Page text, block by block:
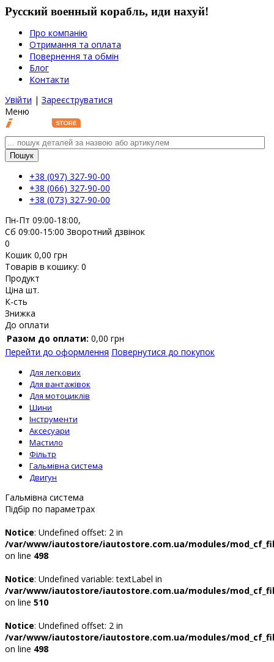
Русский военный корабль, иди нахуй!
Про компанію
Отримання та оплата
Повернення та обмін
Блог
Контакти
Увійти | Зареєструватися
Меню
Пошук
+38 (097) 327-90-00
+38 (066) 327-90-00
+38 (073) 327-90-00
Пн-Пт 09:00-18:00,
Сб 09:00-15:00 Зворотний дзвінок
0
Кошик 0,00 грн
Товарів в кошику: 0
Продукт
Ціна шт.
К-сть
Знижка
До оплати
Разом до оплати: 0,00 грн
Перейти до оформлення Повернутися до покупок
Для легкових
Для вантажівок
Для мотоциклів
Шини
Інструменти
Аксесуари
Мастило
Фільтр
Гальмівна система
Двигун
Гальмівна система
Підбір по параметрах
Notice: Undefined offset: 2 in
/var/www/iautostore/iautostore.com.ua/modules/
on line 498
Notice: Undefined variable: textLabel in
/var/www/iautostore/iautostore.com.ua/modules/
on line 510
Notice: Undefined offset: 2 in
/var/www/iautostore/iautostore.com.ua/modules/
on line 498